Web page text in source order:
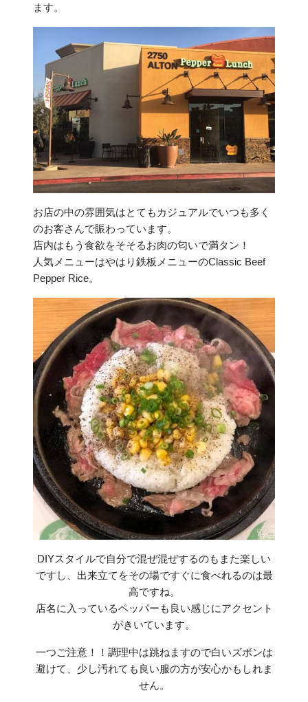
ます。
お店の中の雰囲気はとてもカジュアルでいつも多く
のお客さんで賑わっています。
店内はもう食欲をそそるお肉の匂いで満タン！
人気メニューはやはり鉄板メニューのClassic Beef
Pepper Rice。
DIYスタイルで自分で混ぜ混ぜするのもまた楽しい
ですし、出来立てをその場ですぐに食べれるのは最
高ですね。
店名に入っているペッパーも良い感じにアクセント
がきいています。
一つご注意！！調理中は跳ねますので白いズボンは
避けて、少し汚れても良い服の方が安心かもしれま
せん。